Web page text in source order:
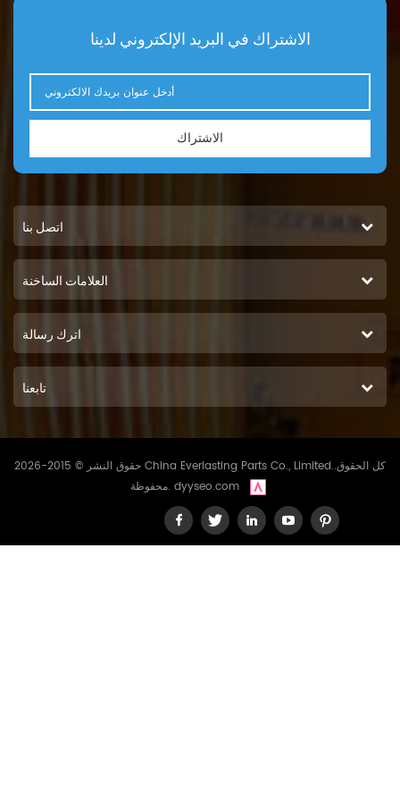
الاشتراك في البريد الإلكتروني لدينا
الاشتراك
اتصل بنا
العلامات الساخنة
اترك رسالة
تابعنا
حقوق النشر © 2015-2026 China Everlasting Parts Co., Limited..كل الحقوق
محفوظة. dyyseo.com